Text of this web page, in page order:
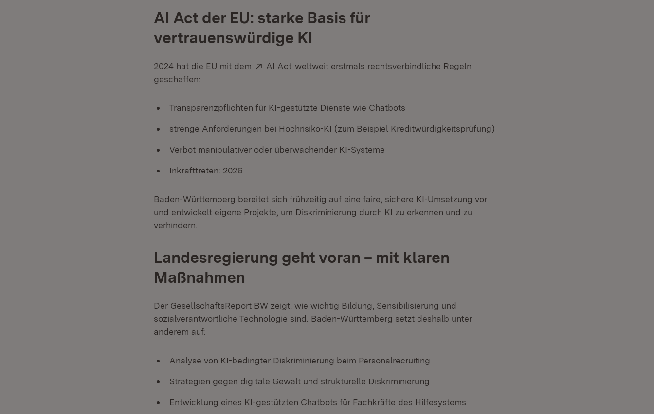
AI Act der EU: starke Basis für
vertrauenswürdige KI
2024 hat die EU mit dem Extern:
AI Act (Öffnet in neuem Fenster)
weltweit erstmals rechtsverbindliche Regeln
geschaffen:
Transparenzpflichten für KI-gestützte Dienste wie Chatbots
strenge Anforderungen bei Hochrisiko-KI (zum Beispiel Kreditwürdigkeitsprüfung)
Verbot manipulativer oder überwachender KI-Systeme
Inkrafttreten: 2026
Baden-Württemberg bereitet sich frühzeitig auf eine faire, sichere KI-Umsetzung vor
und entwickelt eigene Projekte, um Diskriminierung durch KI zu erkennen und zu
verhindern.
Landesregierung geht voran – mit klaren
Maßnahmen
Der GesellschaftsReport BW zeigt, wie wichtig Bildung, Sensibilisierung und
sozialverantwortliche Technologie sind. Baden-Württemberg setzt deshalb unter
anderem auf:
Analyse von KI-bedingter Diskriminierung beim Personalrecruiting
Strategien gegen digitale Gewalt und strukturelle Diskriminierung
Entwicklung eines KI-gestützten Chatbots für Fachkräfte des Hilfesystems